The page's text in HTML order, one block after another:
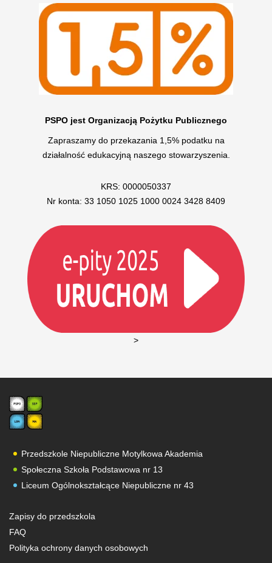
PSPO jest Organizacją Pożytku Publicznego
Zapraszamy do przekazania 1,5% podatku na
działalność edukacyjną naszego stowarzyszenia.
KRS: 0000050337
Nr konta: 33 1050 1025 1000 0024 3428 8409
>
Przedszkole Niepubliczne Motylkowa Akademia
Społeczna Szkoła Podstawowa nr 13
Liceum Ogólnokształcące Niepubliczne nr 43
Zapisy do przedszkola
FAQ
Polityka ochrony danych osobowych